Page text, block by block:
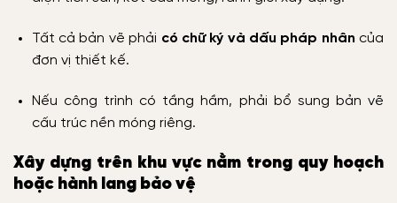
Tất cả bản vẽ phải có chữ ký và dấu pháp nhân của
đơn vị thiết kế.
Nếu công trình có tầng hầm, phải bổ sung bản vẽ
cấu trúc nền móng riêng.
Xây dựng trên khu vực nằm trong quy hoạch
hoặc hành lang bảo vệ